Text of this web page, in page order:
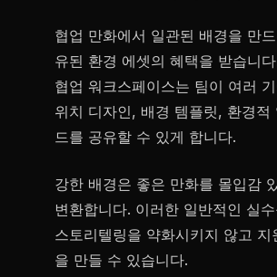
협업 만화에서 일관된 배경을 만
유된 환경 에셋의 혜택을 받습니
협업 워크스페이스는 팀이 여러
위치 디자인, 배경 템플릿, 환경적
드를 공유할 수 있게 합니다.
강한 배경은 좋은 만화를 몰입감
변환합니다. 이러한 일반적인 실
스토리텔링을 약화시키지 않고 지
을 만들 수 있습니다.